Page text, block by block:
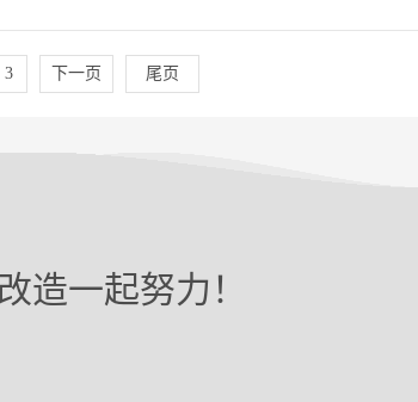
3 下一页 尾页
造一起努力！